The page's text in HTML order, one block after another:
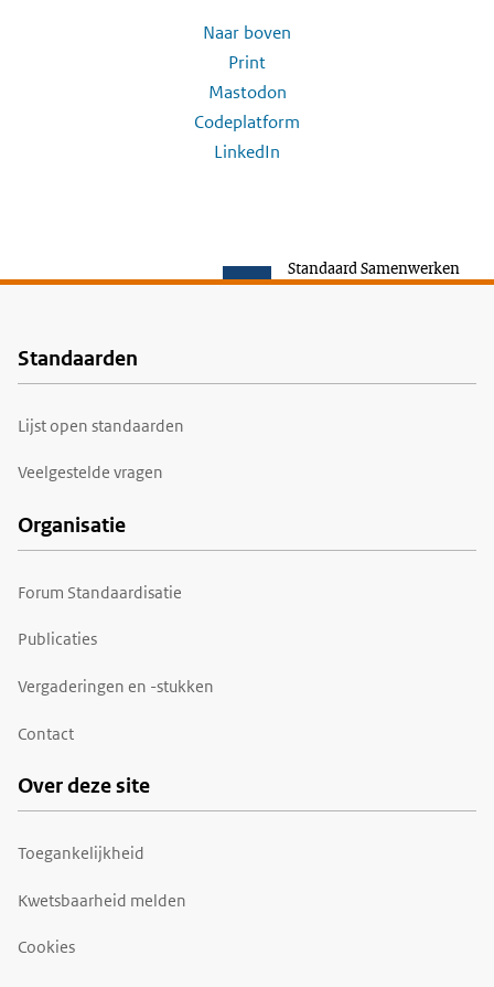
Naar boven
Print
Mastodon
Codeplatform
LinkedIn
Standaard Samenwerken
Voet
Standaarden
Lijst open standaarden
Veelgestelde vragen
Organisatie
Forum Standaardisatie
Publicaties
Vergaderingen en -stukken
Contact
Over deze site
Toegankelijkheid
Kwetsbaarheid melden
Cookies